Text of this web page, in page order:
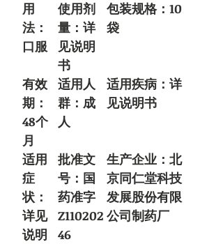
用
法：
口服
使用剂
量：详
见说明
书
包装规格：10
袋
有效
期：
48个
月
适用人
群：成
人
适用疾病：详
见说明书
适用
症
状：
详见
说明
批准文
号：国
药准字
Z110202
46
生产企业：北
京同仁堂科技
发展股份有限
公司制药厂